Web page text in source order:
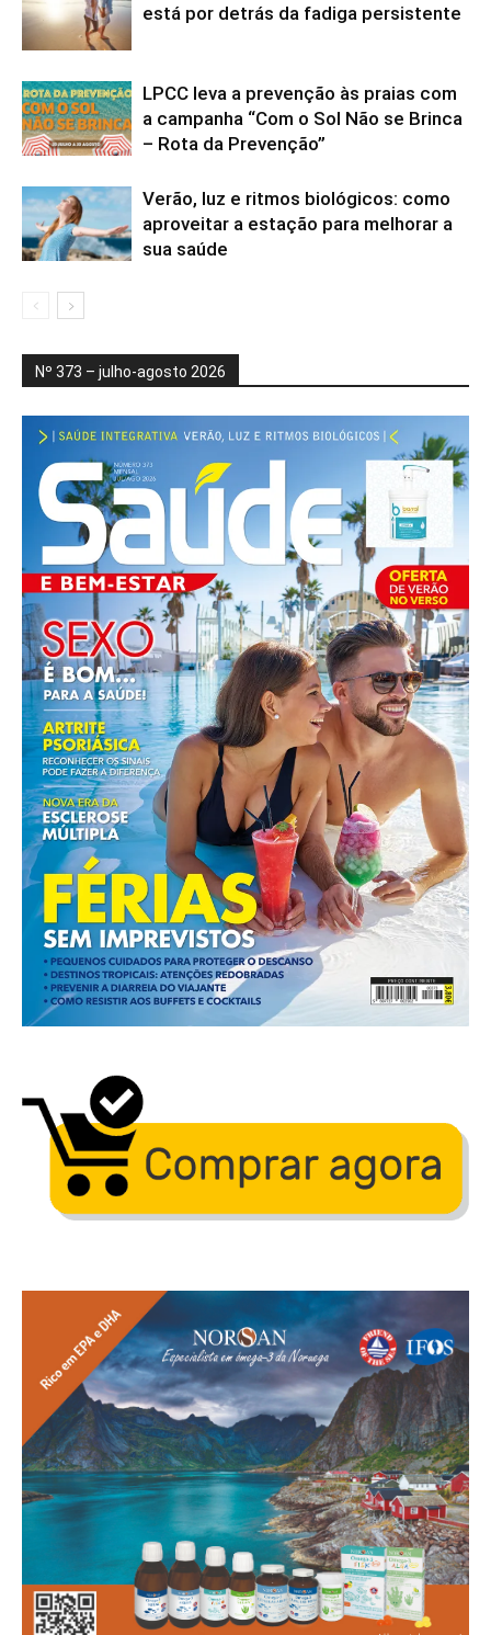
está por detrás da fadiga persistente
LPCC leva a prevenção às praias com
a campanha “Com o Sol Não se Brinca
– Rota da Prevenção”
Verão, luz e ritmos biológicos: como
aproveitar a estação para melhorar a
sua saúde
Nº 373 – julho-agosto 2026